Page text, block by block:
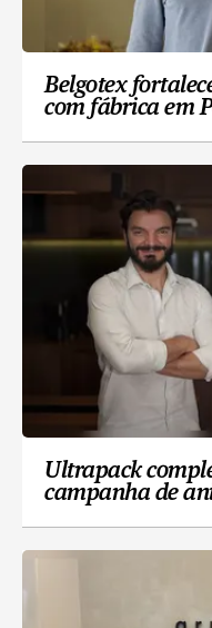
Belgotex
com fábrica em
Ultrapack
campanha de